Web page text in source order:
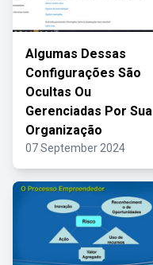
Algumas Dessas
Configurações São
Ocultas Ou
Gerenciadas Por Sua
Organização
07 September 2024